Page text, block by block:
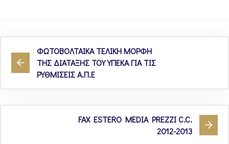
ΦΩΤΟΒΟΛΤΑΙΚΑ ΤΕΛΙΚΗ ΜΟΡΦΗ
ΤΗΣ ΔΙΑΤΑΞΗΣ ΤΟΥ ΥΠΕΚΑ ΓΙΑ ΤΙΣ
ΡΥΘΜΙΣΕΙΣ Α.Π.Ε
FAX ESTERO MEDIA PREZZI C.C.
2012-2013